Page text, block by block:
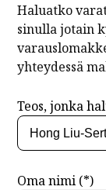
Haluatko
sinulla jotain
yhteydessä
Teos, jonka
Oma nimi (*)